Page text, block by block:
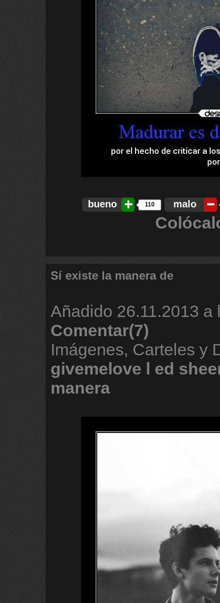
bueno 110 malo
Sí existe la manera de
Añadido 26.11.2013 a
Comentar(7)
Imágenes, Carteles y
givemelove l ed
manera